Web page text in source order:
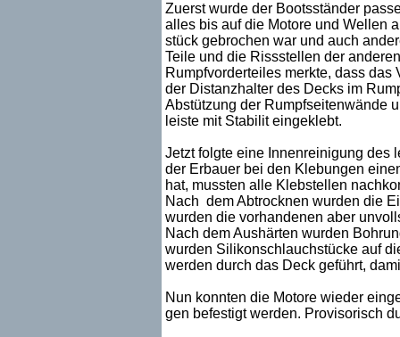
Zuerst wurde der Bootsständer
alles bis auf die Motore und Wellen
stück gebrochen war und auch
Teile und die Rissstellen der
Rumpfvorderteiles merkte, dass
der Distanzhalter des Decks im
Abstützung der Rumpfseitenwände
leiste mit Stabilit eingeklebt.
Jetzt folgte eine Innenreinigung des
der Erbauer bei den Klebungen
hat, mussten alle Klebstellen
Nach dem Abtrocknen wurden die
wurden die vorhandenen aber
Nach dem Aushärten wurden
wurden Silikonschlauchstücke auf
werden durch das Deck geführt,
Nun konnten die Motore wieder
gen befestigt werden. Provisorisch